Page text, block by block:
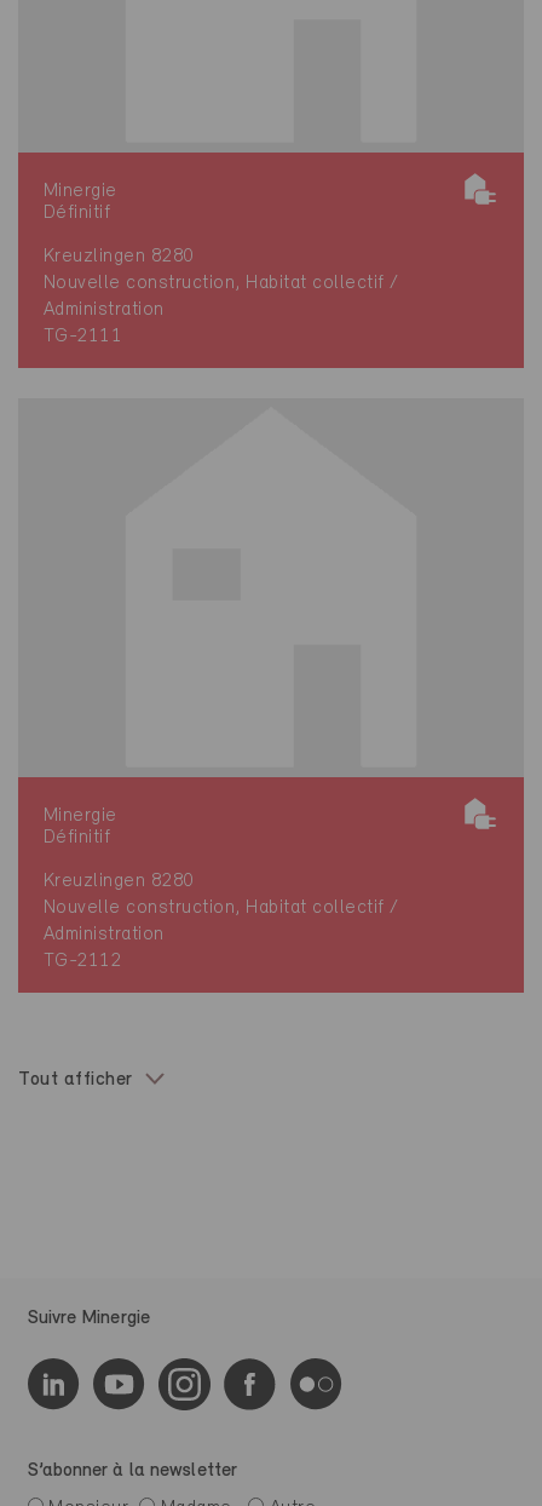
Minergie
Définitif
Kreuzlingen 8280
Nouvelle construction, Habitat collectif /
Administration
TG-2111
Minergie
Définitif
Kreuzlingen 8280
Nouvelle construction, Habitat collectif /
Administration
TG-2112
Tout afficher
Suivre Minergie
S’abonner à la newsletter